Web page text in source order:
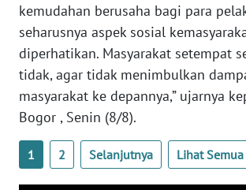
kemudahan berusaha bagi para
seharusnya aspek sosial
diperhatikan. Masyarakat setempat
tidak, agar tidak menimbulkan
masyarakat ke depannya,” ujarnya
Bogor , Senin (8/8).
1 2 Selanjutnya Lihat Semua
WN
JATENG
WN
NUSANTARA
JOGJA